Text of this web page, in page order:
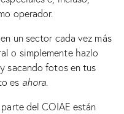
operador.
un sector cada vez más
o simplemente hazlo
sacando fotos en tus
es ahora.
del COIAE están